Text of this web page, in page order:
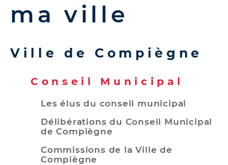
ma ville
Ville de Compiègne
Conseil Municipal
Les élus du conseil municipal
Délibérations du Conseil Municipal
de Compiègne
Commissions de la Ville de
Compiègne